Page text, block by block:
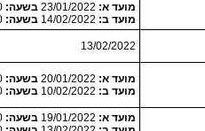
מועד א: 23/01/2022 בשעה:
מועד ב: 14/02/2022 בשעה:
13/02/2022
מועד א: 20/01/2022 בשעה:
מועד ב: 10/02/2022 בשעה:
מועד א: 19/01/2022 בשעה: